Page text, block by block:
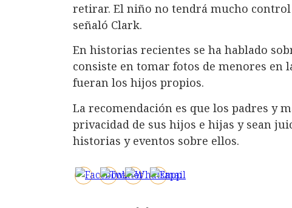
retirar. El niño no tendrá mucho
señaló Clark.
En historias recientes se ha hablado
consiste en tomar fotos de menores en
fueran los hijos propios.
La recomendación es que los padres y
privacidad de sus hijos e hijas y sean
historias y eventos sobre ellos.